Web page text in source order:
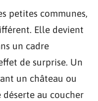
petites communes,
Elle devient
un cadre
de surprise. Un
un château ou
au coucher